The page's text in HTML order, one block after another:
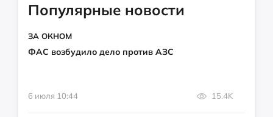
Популярные новости
ЗА ОКНОМ
ФАС возбудило дело против АЗС
6 июля 10:44 15.4K